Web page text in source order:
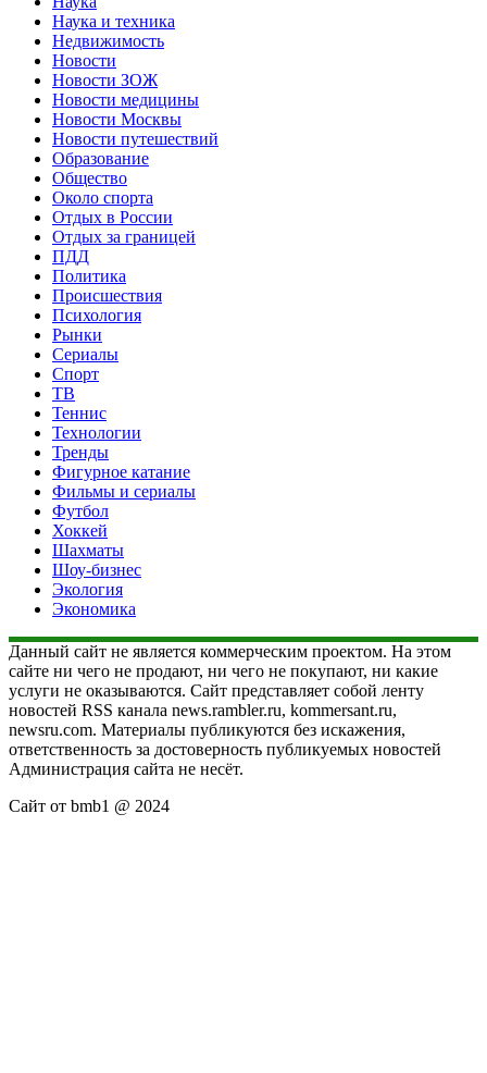
Наука и техника
Недвижимость
Новости
Новости ЗОЖ
Новости медицины
Новости Москвы
Новости путешествий
Образование
Общество
Около спорта
Отдых в России
Отдых за границей
ПДД
Политика
Происшествия
Психология
Рынки
Сериалы
Спорт
ТВ
Теннис
Технологии
Тренды
Фигурное катание
Фильмы и сериалы
Футбол
Хоккей
Шахматы
Шоу-бизнес
Экология
Экономика
Данный сайт не является коммерческим проектом. На этом
сайте ни чего не продают, ни чего не покупают, ни какие
услуги не оказываются. Сайт представляет собой ленту
новостей RSS канала news.rambler.ru, kommersant.ru,
newsru.com. Материалы публикуются без искажения,
ответственность за достоверность публикуемых новостей
Администрация сайта не несёт.
Сайт от bmb1 @ 2024